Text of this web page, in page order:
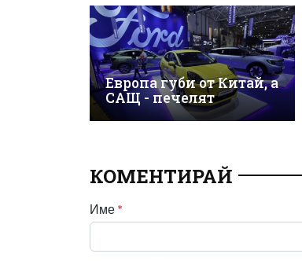
Европа губи от Китай, а
САЩ - печелят
КОМЕНТИРАЙ
Име *